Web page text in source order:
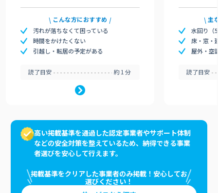
こんな方におすすめ
汚れが落ちなくて困っている
時間をかけたくない
引越し・転居の予定がある
読了目安 約1分
主
水回り（
床・窓・
屋外・空
読了目安
高い掲載基準を通過した認定事業者やサポート体制
などの安全対策を整えているため、納得できる事業
者選びを安心して行えます。
掲載基準をクリアした事業者のみ掲載！安心してお
選びください！